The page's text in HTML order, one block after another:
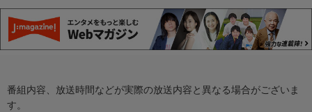
番組内容、放送時間などが実際の放送内容と異なる場合がございま
す。